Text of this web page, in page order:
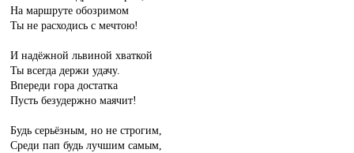
На маршруте обозримом
Ты не расходись с мечтою!
И надёжной львиной хваткой
Ты всегда держи удачу.
Впереди гора достатка
Пусть безудержно маячит!
Будь серьёзным, но не строгим,
Среди пап будь лучшим самым,